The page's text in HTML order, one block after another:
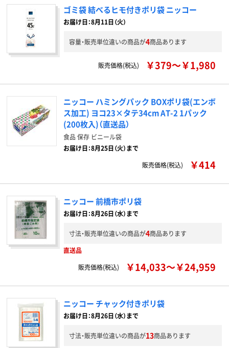
ゴミ袋 結べるヒモ付きポリ袋 ニッコー
お届け日：8月11日（火）
容量・販売単位違いの商品が4商品あります
販売価格(税込) ￥379～￥1,980
ニッコー ハミングパック BOXポリ袋(エンボ
ス加工) ヨコ23×タテ34cm AT-2 1パック
(200枚入)（直送品）
食品 保存 ビニール袋
お届け日：8月25日（火）まで
販売価格(税込)
￥414
ニッコー 前橋市ポリ袋
お届け日：8月26日（水）まで
寸法・販売単位違いの商品が4商品あります
直送品
販売価格(税込)
￥14,033～￥24,959
ニッコー チャック付きポリ袋
お届け日：8月26日（水）まで
寸法・販売単位違いの商品が13商品あります